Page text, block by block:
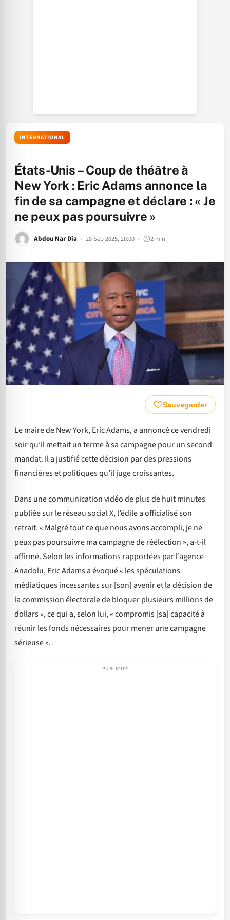
INTERNATIONAL
États-Unis – Coup de théâtre à
New York : Eric Adams annonce la
fin de sa campagne et déclare : « Je
ne peux pas poursuivre »
Abdou Nar Dia 28 Sep 2025, 20:00 2 min
Sauvegarder
Le maire de New York, Eric Adams, a annoncé ce vendredi
soir qu’il mettait un terme à sa campagne pour un second
mandat. Il a justifié cette décision par des pressions
financières et politiques qu’il juge croissantes.
Dans une communication vidéo de plus de huit minutes
publiée sur le réseau social X, l’édile a officialisé son
retrait. « Malgré tout ce que nous avons accompli, je ne
peux pas poursuivre ma campagne de réélection », a-t-il
affirmé. Selon les informations rapportées par l’agence
Anadolu, Eric Adams a évoqué « les spéculations
médiatiques incessantes sur [son] avenir et la décision de
la commission électorale de bloquer plusieurs millions de
dollars », ce qui a, selon lui, « compromis [sa] capacité à
réunir les fonds nécessaires pour mener une campagne
sérieuse ».